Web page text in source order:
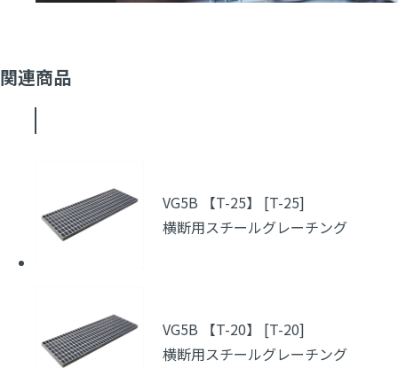
関連商品
VG5B 【T-25】 [T-25]
横断用スチールグレーチング
VG5B 【T-20】 [T-20]
横断用スチールグレーチング